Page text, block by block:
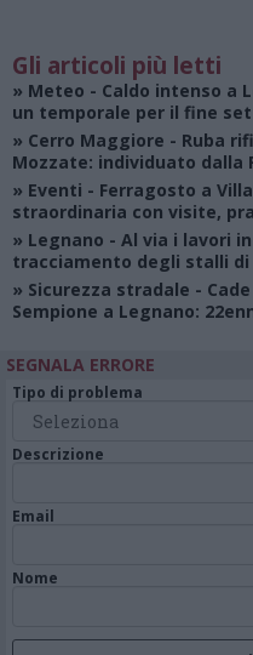
Gli articoli più letti
» Meteo - Caldo intenso a
un temporale per il fine
» Cerro Maggiore - Ruba
Mozzate: individuato dalla
» Eventi - Ferragosto a
straordinaria con visite,
» Legnano - Al via i lavori
tracciamento degli stalli di
» Sicurezza stradale -
Sempione a Legnano:
SEGNALA ERRORE
Tipo di problema
Descrizione
Email
Nome